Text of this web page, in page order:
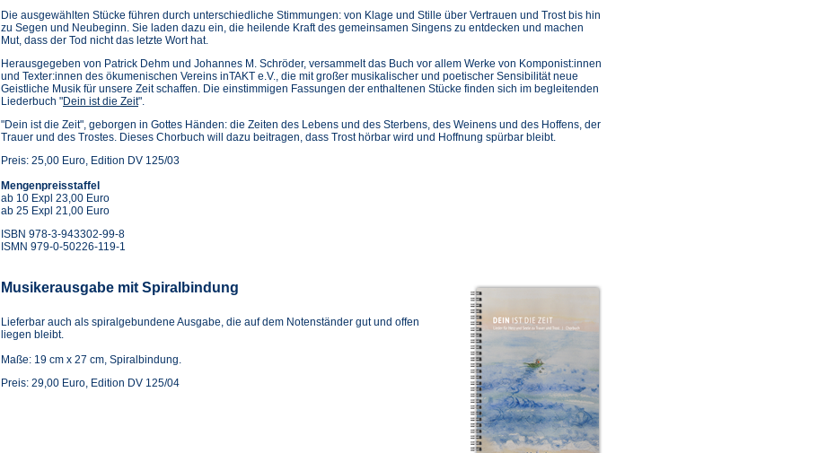
Die ausgewählten Stücke führen durch unterschiedliche Stimmungen: von Klage und Stille über Vertrauen und Trost bis hin
zu Segen und Neubeginn. Sie laden dazu ein, die heilende Kraft des gemeinsamen Singens zu entdecken und machen
Mut, dass der Tod nicht das letzte Wort hat.
Herausgegeben von Patrick Dehm und Johannes M. Schröder, versammelt das Buch vor allem Werke von Komponist:innen
und Texter:innen des ökumenischen Vereins inTAKT e.V., die mit großer musikalischer und poetischer Sensibilität neue
Geistliche Musik für unsere Zeit schaffen. Die einstimmigen Fassungen der enthaltenen Stücke finden sich im begleitenden
Liederbuch "Dein ist die Zeit".
"Dein ist die Zeit", geborgen in Gottes Händen: die Zeiten des Lebens und des Sterbens, des Weinens und des Hoffens, der
Trauer und des Trostes. Dieses Chorbuch will dazu beitragen, dass Trost hörbar wird und Hoffnung spürbar bleibt.
Preis: 25,00 Euro, Edition DV 125/03
Mengenpreisstaffel
ab 10 Expl 23,00 Euro
ab 25 Expl 21,00 Euro
ISBN 978-3-943302-99-8
ISMN 979-0-50226-119-1
Musikerausgabe mit Spiralbindung
Lieferbar auch als spiralgebundene Ausgabe, die auf dem Notenständer gut und offen
liegen bleibt.
Maße: 19 cm x 27 cm, Spiralbindung.
Preis: 29,00 Euro, Edition DV 125/04